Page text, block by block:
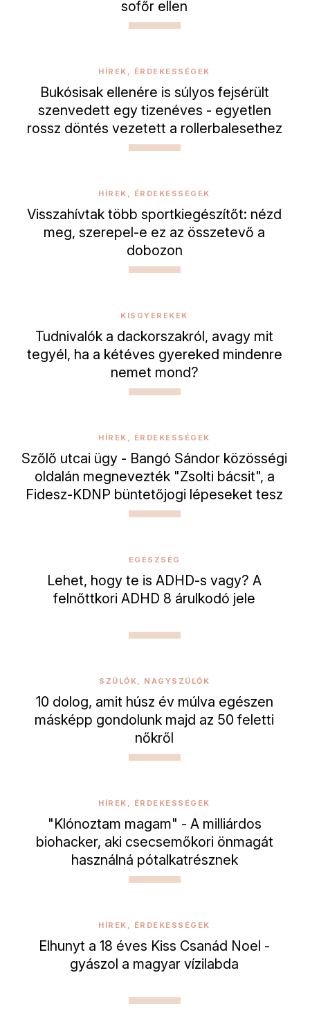
sofőr ellen
HÍREK, ÉRDEKESSÉGEK
Bukósisak ellenére is súlyos fejsérült
szenvedett egy tizenéves - egyetlen
rossz döntés vezetett a rollerbalesethez
HÍREK, ÉRDEKESSÉGEK
Visszahívtak több sportkiegészítőt: nézd
meg, szerepel-e ez az összetevő a
dobozon
KISGYEREKEK
Tudnivalók a dackorszakról, avagy mit
tegyél, ha a kétéves gyereked mindenre
nemet mond?
HÍREK, ÉRDEKESSÉGEK
Szőlő utcai ügy - Bangó Sándor közösségi
oldalán megnevezték "Zsolti bácsit", a
Fidesz-KDNP büntetőjogi lépeseket tesz
EGÉSZSÉG
Lehet, hogy te is ADHD-s vagy? A
felnőttkori ADHD 8 árulkodó jele
SZÜLŐK, NAGYSZÜLŐK
10 dolog, amit húsz év múlva egészen
másképp gondolunk majd az 50 feletti
nőkről
HÍREK, ÉRDEKESSÉGEK
"Klónoztam magam" - A milliárdos
biohacker, aki csecsemőkori önmagát
használná pótalkatrésznek
HÍREK, ÉRDEKESSÉGEK
Elhunyt a 18 éves Kiss Csanád Noel -
gyászol a magyar vízilabda